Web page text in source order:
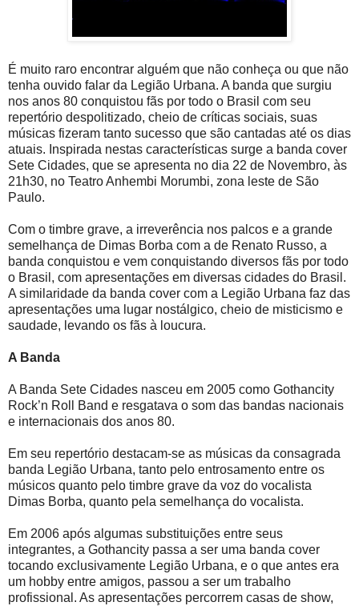
É muito raro encontrar alguém que não conheça ou que não
tenha ouvido falar da Legião Urbana. A banda que surgiu
nos anos 80 conquistou fãs por todo o Brasil com seu
repertório despolitizado, cheio de críticas sociais, suas
músicas fizeram tanto sucesso que são cantadas até os dias
atuais. Inspirada nestas características surge a banda cover
Sete Cidades, que se apresenta no dia 22 de Novembro, às
21h30, no Teatro Anhembi Morumbi, zona leste de São
Paulo.
Com o timbre grave, a irreverência nos palcos e a grande
semelhança de Dimas Borba com a de Renato Russo, a
banda conquistou e vem conquistando diversos fãs por todo
o Brasil, com apresentações em diversas cidades do Brasil.
A similaridade da banda cover com a Legião Urbana faz das
apresentações uma lugar nostálgico, cheio de misticismo e
saudade, levando os fãs à loucura.
A Banda
A Banda Sete Cidades nasceu em 2005 como Gothancity
Rock’n Roll Band e resgatava o som das bandas nacionais
e internacionais dos anos 80.
Em seu repertório destacam-se as músicas da consagrada
banda Legião Urbana, tanto pelo entrosamento entre os
músicos quanto pelo timbre grave da voz do vocalista
Dimas Borba, quanto pela semelhança do vocalista.
Em 2006 após algumas substituições entre seus
integrantes, a Gothancity passa a ser uma banda cover
tocando exclusivamente Legião Urbana, e o que antes era
um hobby entre amigos, passou a ser um trabalho
profissional. As apresentações percorrem casas de show,